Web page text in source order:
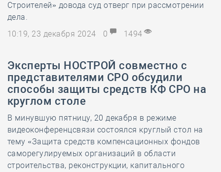
Строителей» довода суд отверг при рассмотрении
дела.
10:19, 23 декабря 2024
0 1494
Эксперты НОСТРОЙ совместно с
представителями СРО обсудили
способы защиты средств КФ СРО на
круглом столе
В минувшую пятницу, 20 декабря в режиме
видеоконференцсвязи состоялся круглый стол на
тему «Защита средств компенсационных фондов
саморегулируемых организаций в области
строительства, реконструкции, капитального